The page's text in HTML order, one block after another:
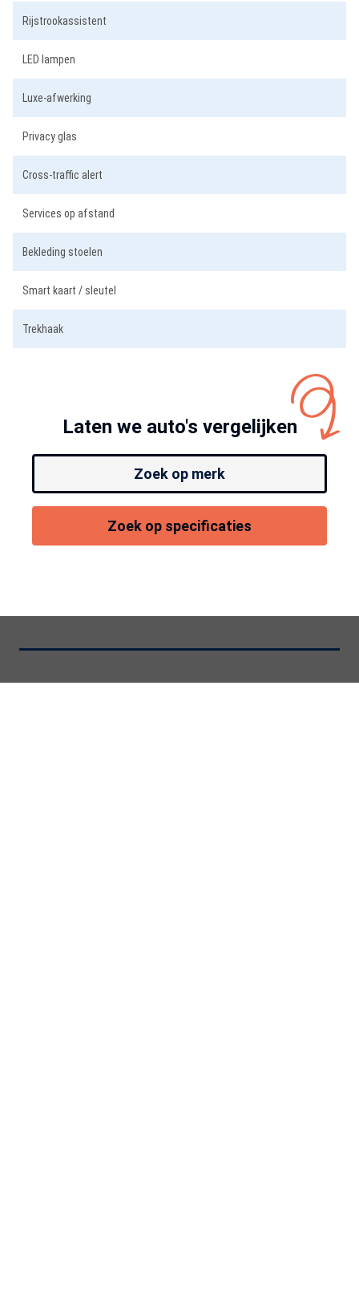
Rijstrookassistent
LED lampen
Luxe-afwerking
Privacy glas
Cross-traffic alert
Services op afstand
Bekleding stoelen
Smart kaart / sleutel
Trekhaak
Laten we auto's vergelijken
Zoek op merk
Zoek op specificaties